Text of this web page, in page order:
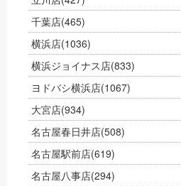
千葉店(465)
横浜店(1036)
横浜ジョイナス店(833)
ヨドバシ横浜店(1067)
大宮店(934)
名古屋春日井店(508)
名古屋駅前店(619)
名古屋八事店(294)